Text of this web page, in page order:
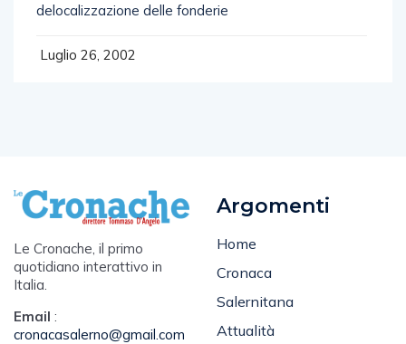
delocalizzazione delle fonderie
Luglio 26, 2002
Le Cronache, il primo
quotidiano interattivo in
Italia.
Email :
cronacasalerno@gmail.com
Argomenti
Home
Cronaca
Salernitana
Attualità